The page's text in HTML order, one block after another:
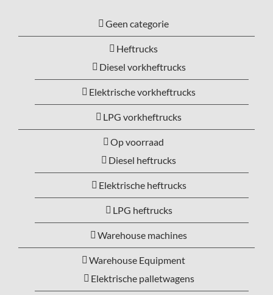
Geen categorie
Heftrucks
Diesel vorkheftrucks
Elektrische vorkheftrucks
LPG vorkheftrucks
Op voorraad
Diesel heftrucks
Elektrische heftrucks
LPG heftrucks
Warehouse machines
Warehouse Equipment
Elektrische palletwagens